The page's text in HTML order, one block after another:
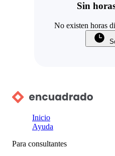
Sin
No existen horas
Inicio
Ayuda
Para consultantes